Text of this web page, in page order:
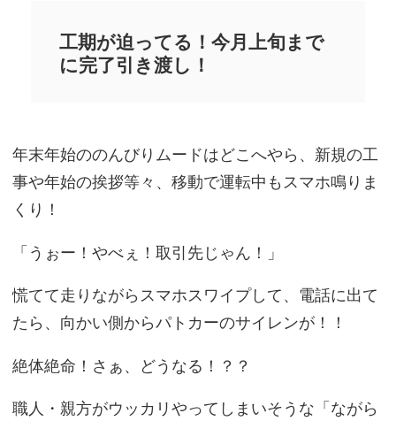
工期が迫ってる！今月上旬まで
に完了引き渡し！
年末年始ののんびりムードはどこへやら、新規の工
事や年始の挨拶等々、移動で運転中もスマホ鳴りま
くり！
「うぉー！やべぇ！取引先じゃん！」
慌てて走りながらスマホスワイプして、電話に出て
たら、向かい側からパトカーのサイレンが！！
絶体絶命！さぁ、どうなる！？？
職人・親方がウッカリやってしまいそうな「ながら